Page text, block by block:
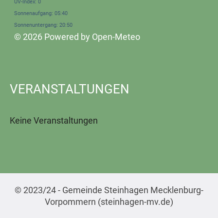
UV-Index: 0
Sonnenaufgang: 05:40
Sonnenuntergang: 20:50
© 2026 Powered by Open-Meteo
VERANSTALTUNGEN
Keine Veranstaltungen
© 2023/24 - Gemeinde Steinhagen Mecklenburg-
Vorpommern (steinhagen-mv.de)